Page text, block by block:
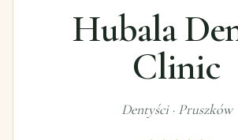
Hubala
Clinic
Dentyści· Pruszków